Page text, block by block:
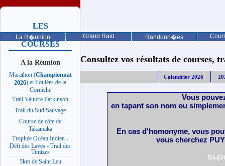
La R�union Grand Raid Randonn�es
LES
PROCHAINES
COURSES
A la Réunion
Marathon (Championnat
2026) et Foulées de la
Corniche
Trail Vaincre Parkinson
Trail du Sud Sauvage
Course de côte de
Takamaka
Trophée Océan Indien -
Défi des Laves - Trail des
Timizes
5km de Saint Leu
Consultez vos résultats de courses,
Calendrier 2026
Vous
en tapant son nom ou
En cas d'homonyme, vous
vous cherchez